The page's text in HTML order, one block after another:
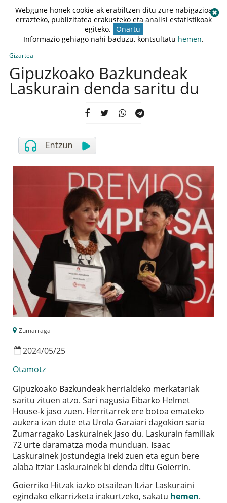
Gizartea
Gipuzkoako Bazkundeak
Laskurain denda saritu du
Zumarraga
2024/05/25
Otamotz
Gipuzkoako Bazkundeak herrialdeko merkatariak
saritu zituen atzo. Sari nagusia Eibarko Helmet
House-k jaso zuen. Herritarrek ere botoa emateko
aukera izan dute eta Urola Garaiari dagokion saria
Zumarragako Laskurainek jaso du. Laskurain familiak
72 urte daramatza moda munduan. Isaac
Laskurainek jostundegia ireki zuen eta egun bere
alaba Itziar Laskurainek bi denda ditu Goierrin.
Goierriko Hitzak iazko otsailean Itziar Laskuraini
egindako elkarrizketa irakurtzeko, sakatu hemen.
Webgune honek cookie-ak erabiltzen ditu zure nabigazioa
errazteko, publizitatea erakusteko eta analisi estatistikoak
egiteko. Onartu
Informazio gehiago nahi baduzu, kontsultatu hemen.